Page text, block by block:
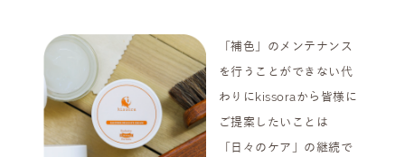
「補色」のメンテナンス
を行うことができない代
わりにkissoraから皆様に
ご提案したいことは
「日々のケア」の継続で